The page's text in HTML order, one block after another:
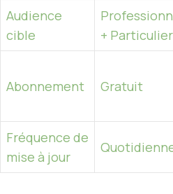
Audience
cible
+
Abonnement Gratuit
Fréquence de
mise à jour